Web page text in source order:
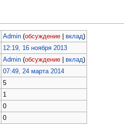
Admin (обсуждение| вклад)
12:19, 16 ноября 2013
Admin (обсуждение| вклад)
07:49, 24 марта 2014
5
1
0
0